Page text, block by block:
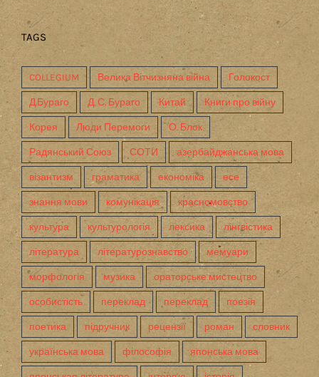
TAGS
COLLEGIUM Велика Вітчизняна війна Голокост
Д.Бураго Д. С. Бураго Китай Книги про війну
Корея Люди Перемоги О. Блок
Радянський Союз СОТИ азербайджанська мова
візантизм граматика економіка есе
знання мови комунікація красномовство
культура культурологія лексика лінгвістика
література літературознавство мемуари
морфологія музика ораторське мистецтво
особистість переклад переклад поезія
поетика підручник рецензії роман словник
українська мова філософія японська мова